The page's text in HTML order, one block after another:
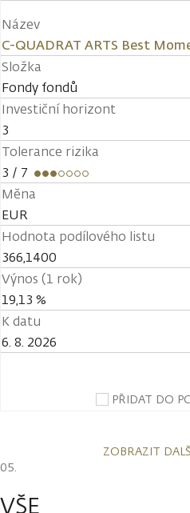
Název
C-QUADRAT ARTS Best
Složka
Fondy fondů
Investiční horizont
3
Tolerance rizika
3 / 7
Měna
EUR
Hodnota podílového listu
366,1400
Výnos (1 rok)
19,13 %
K datu
6. 8. 2026
PŘIDAT DO
ZOBRAZIT
VŠE